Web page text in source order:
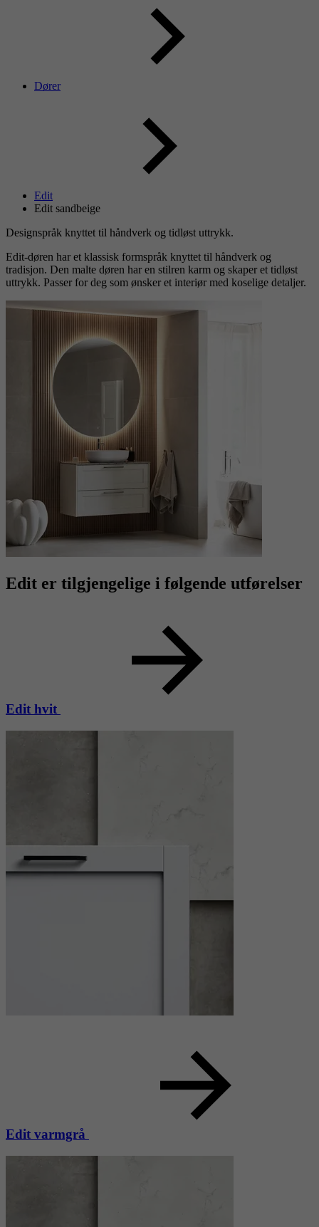
Dører
Edit
Edit sandbeige
Designspråk knyttet til håndverk og tidløst uttrykk.
Edit-døren har et klassisk formspråk knyttet til håndverk og
tradisjon. Den malte døren har en stilren karm og skaper et tidløst
uttrykk. Passer for deg som ønsker et interiør med koselige detaljer.
Edit er tilgjengelige i følgende utførelser
Edit hvit
Edit varmgrå